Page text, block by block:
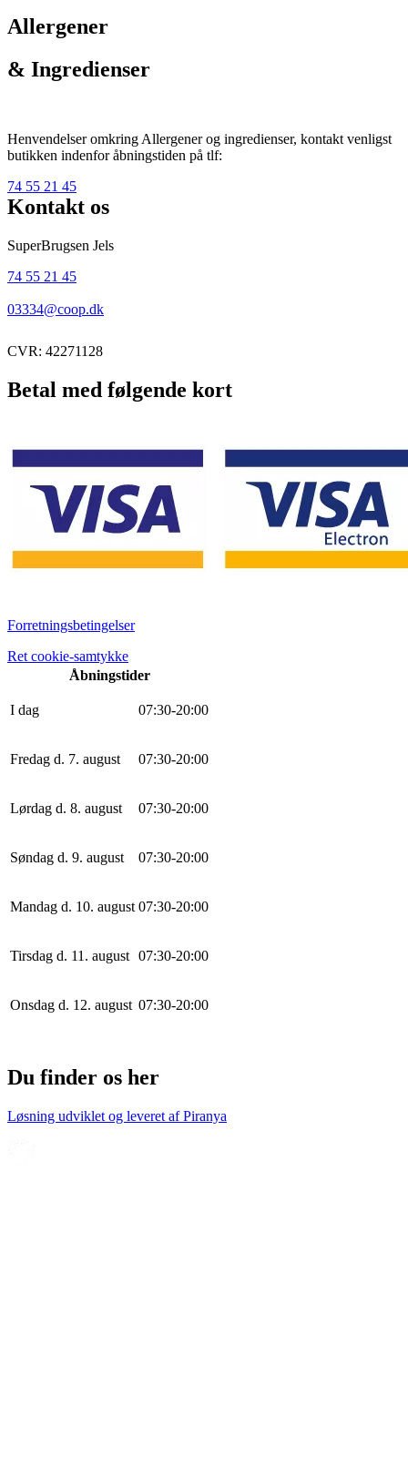
Allergener
& Ingredienser
Henvendelser omkring Allergener og ingredienser, kontakt venligst
butikken indenfor åbningstiden på tlf:
74 55 21 45
Kontakt os
SuperBrugsen Jels
74 55 21 45
03334@coop.dk
CVR: 42271128
Betal med følgende kort
Forretningsbetingelser
Ret cookie-samtykke
Åbningstider
I dag 07:30-20:00
Fredag d. 7. august 07:30-20:00
Lørdag d. 8. august 07:30-20:00
Søndag d. 9. august 07:30-20:00
Mandag d. 10. august 07:30-20:00
Tirsdag d. 11. august 07:30-20:00
Onsdag d. 12. august 07:30-20:00
Du finder os her
Løsning udviklet og leveret afPiranya